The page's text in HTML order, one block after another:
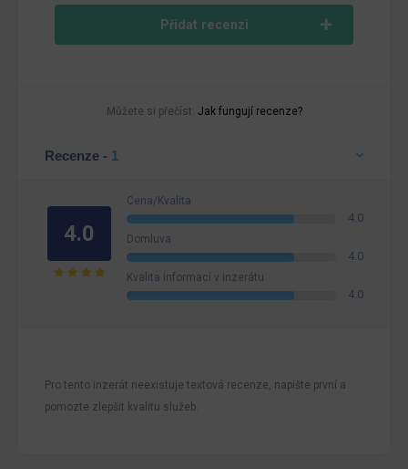
Přidat recenzi
Můžete si přečíst: Jak fungují recenze?
Recenze - 1
4.0
Cena/Kvalita
4.0
Domluva
4.0
Kvalita informací v inzerátu
4.0
Pro tento inzerát neexistuje textová recenze, napište první a
pomozte zlepšit kvalitu služeb.